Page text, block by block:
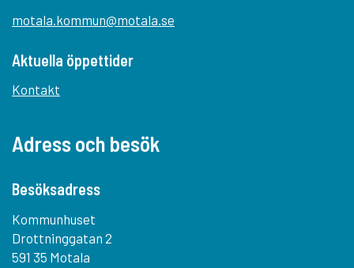
motala.kommun@motala.se
Aktuella öppettider
Kontakt
Adress och besök
Besöksadress
Kommunhuset
Drottninggatan 2
591 35 Motala